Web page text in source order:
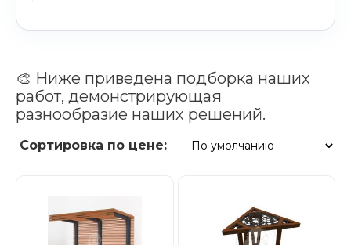
🎨 Ниже приведена подборка наших
работ, демонстрирующая
разнообразие наших решений.
Сортировка по цене: